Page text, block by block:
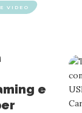
VIDEO
e